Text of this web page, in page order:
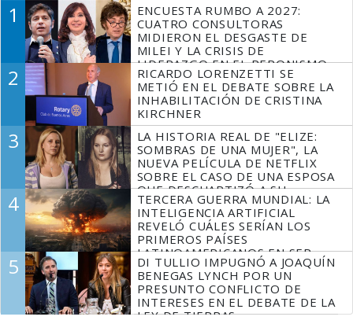
1
ENCUESTA RUMBO A 2027:
CUATRO CONSULTORAS
MIDIERON EL DESGASTE DE
MILEI Y LA CRISIS DE
LIDERAZGO EN EL PERONISMO
2
RICARDO LORENZETTI SE
METIÓ EN EL DEBATE SOBRE LA
INHABILITACIÓN DE CRISTINA
KIRCHNER
3
LA HISTORIA REAL DE "ELIZE:
SOMBRAS DE UNA MUJER", LA
NUEVA PELÍCULA DE NETFLIX
SOBRE EL CASO DE UNA ESPOSA
QUE DESCUARTIZÓ A SU
MARIDO
4
TERCERA GUERRA MUNDIAL: LA
INTELIGENCIA ARTIFICIAL
REVELÓ CUÁLES SERÍAN LOS
PRIMEROS PAÍSES
LATINOAMERICANOS EN SER
DERROTADOS
5
DI TULLIO IMPUGNÓ A JOAQUÍN
BENEGAS LYNCH POR UN
PRESUNTO CONFLICTO DE
INTERESES EN EL DEBATE DE LA
LEY DE TIERRAS